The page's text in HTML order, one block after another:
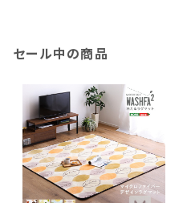
セール中の商品